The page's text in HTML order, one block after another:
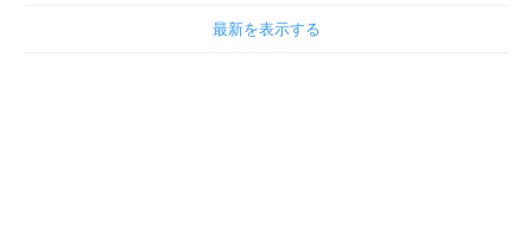
最新を表示する